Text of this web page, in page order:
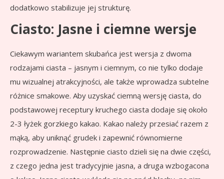
dodatkowo stabilizuje jej strukturę.
Ciasto: Jasne i ciemne wersje
Ciekawym wariantem skubańca jest wersja z dwoma
rodzajami ciasta – jasnym i ciemnym, co nie tylko dodaje
mu wizualnej atrakcyjności, ale także wprowadza subtelne
różnice smakowe. Aby uzyskać ciemną wersję ciasta, do
podstawowej receptury kruchego ciasta dodaje się około
2-3 łyżek gorzkiego kakao. Kakao należy przesiać razem z
mąką, aby uniknąć grudek i zapewnić równomierne
rozprowadzenie. Następnie ciasto dzieli się na dwie części,
z czego jedna jest tradycyjnie jasna, a druga wzbogacona